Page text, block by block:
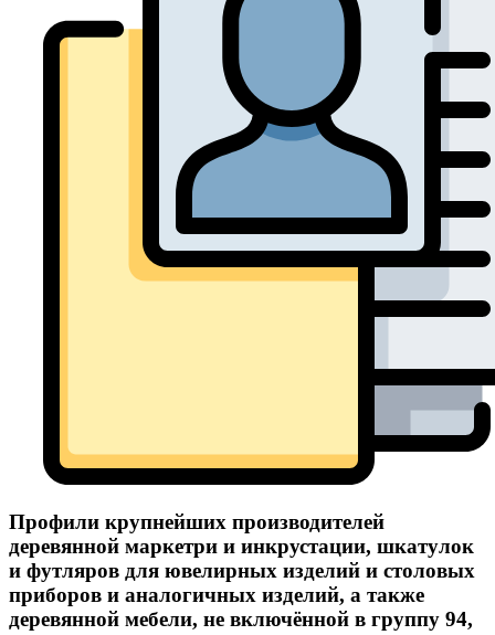
Профили крупнейших производителей
деревянной маркетри и инкрустации, шкатулок
и футляров для ювелирных изделий и столовых
приборов и аналогичных изделий, а также
деревянной мебели, не включённой в группу 94,